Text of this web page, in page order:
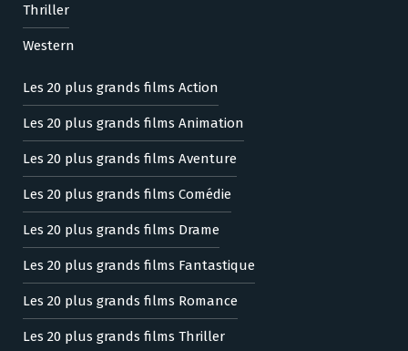
Thriller
Western
Les 20 plus grands films Action
Les 20 plus grands films Animation
Les 20 plus grands films Aventure
Les 20 plus grands films Comédie
Les 20 plus grands films Drame
Les 20 plus grands films Fantastique
Les 20 plus grands films Romance
Les 20 plus grands films Thriller